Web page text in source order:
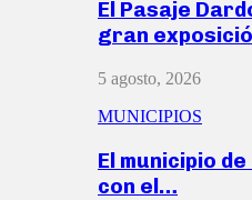
El Pasaje
gran
5 agosto, 2026
MUNICIPIOS
El municipio
con el…